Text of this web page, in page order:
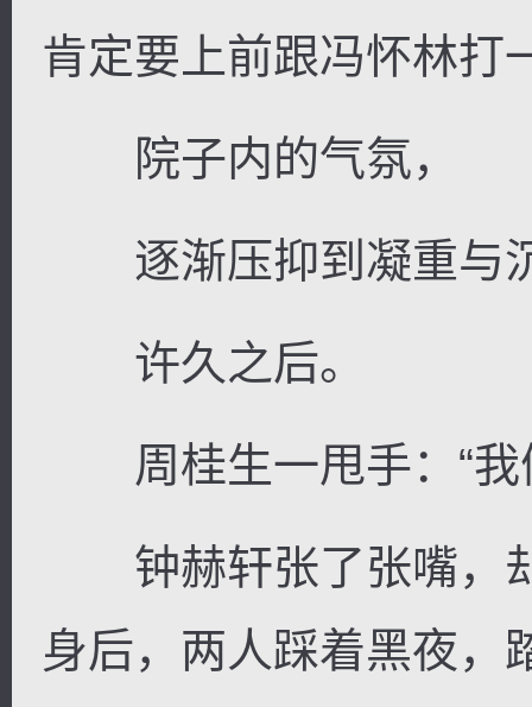
肯定要上前跟冯怀林打
院子内的气氛，
逐渐压抑到凝重与
许久之后。
周桂生一甩手：“我
钟赫轩张了张嘴，
身后，两人踩着黑夜，